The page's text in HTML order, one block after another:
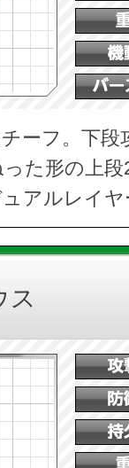
ーフ。下
た形の上
アルレイヤ
ス